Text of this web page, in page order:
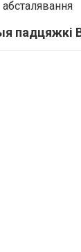
падцяжкі